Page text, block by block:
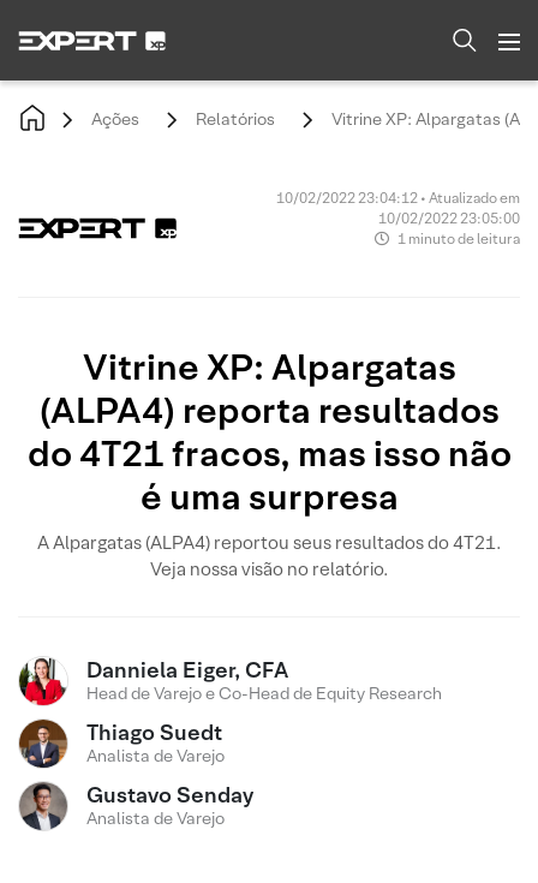
Ações Relatórios Vitrine XP: Alpargatas
10/02/2022 23:04:12 • Atualizado em
10/02/2022 23:05:00
1 minuto de leitura
Vitrine XP: Alpargatas
(ALPA4) reporta resultados
do 4T21 fracos, mas isso não
é uma surpresa
A Alpargatas (ALPA4) reportou seus resultados do 4T21.
Veja nossa visão no relatório.
Danniela Eiger, CFA
Head de Varejo e Co-Head de Equity Research
Thiago Suedt
Analista de Varejo
Gustavo Senday
Analista de Varejo